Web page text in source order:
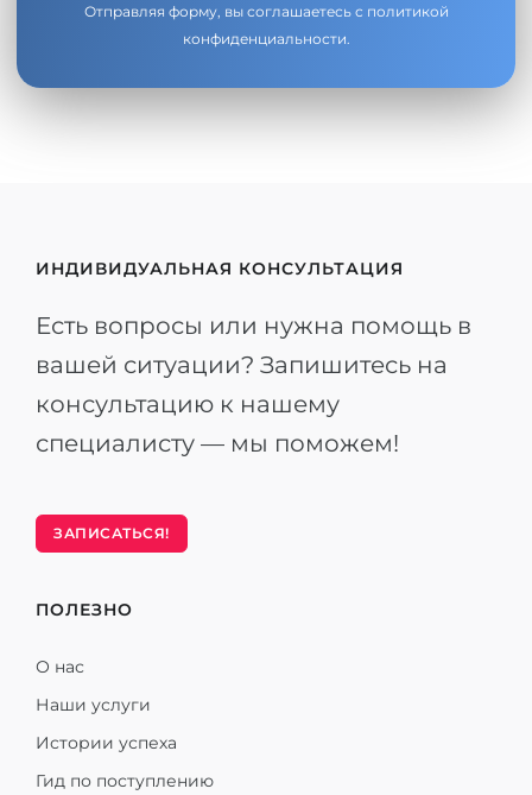
Отправляя форму, вы соглашаетесь с политикой
конфиденциальности.
ИНДИВИДУАЛЬНАЯ КОНСУЛЬТАЦИЯ
Есть вопросы или нужна помощь в
вашей ситуации? Запишитесь на
консультацию к нашему
специалисту — мы поможем!
ЗАПИСАТЬСЯ!
ПОЛЕЗНО
О нас
Наши услуги
Истории успеха
Гид по поступлению